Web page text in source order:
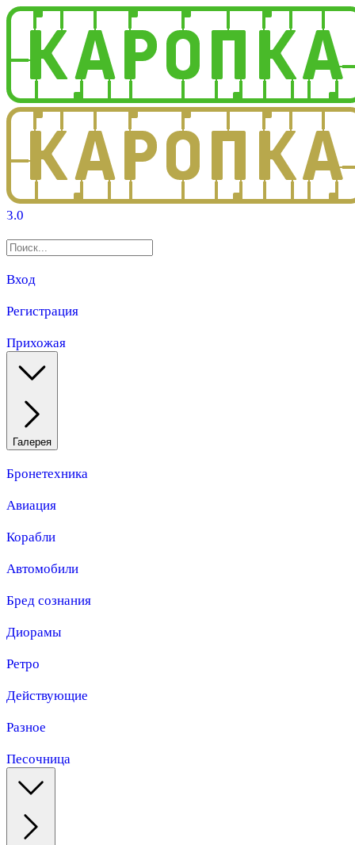
3.0
Вход
Регистрация
Прихожая
Галерея
Бронетехника
Авиация
Корабли
Автомобили
Бред сознания
Диорамы
Ретро
Действующие
Разное
Песочница